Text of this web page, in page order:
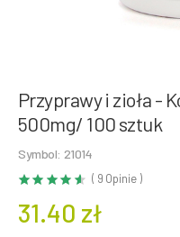
Przyprawy i zioła -
500mg/ 100 sztuk
Symbol: 21014
( 9 Opinie )
31.40 zł